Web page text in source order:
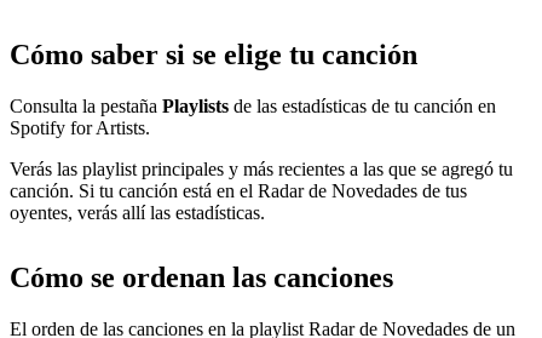
Cómo saber si se elige tu canción
Consulta la pestaña Playlists de las estadísticas de tu canción en
Spotify for Artists.
Verás las playlist principales y más recientes a las que se agregó tu
canción. Si tu canción está en el Radar de Novedades de tus
oyentes, verás allí las estadísticas.
Cómo se ordenan las canciones
El orden de las canciones en la playlist Radar de Novedades de un